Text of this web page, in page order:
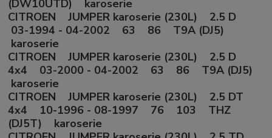
(DW10UTD) karoserie
CITROEN JUMPER karoserie (230L) 2.5 D
03-1994 - 04-2002 63 86 T9A (DJ5)
karoserie
CITROEN JUMPER karoserie (230L) 2.5 D
4x4 03-2000 - 04-2002 63 86 T9A (DJ5)
karoserie
CITROEN JUMPER karoserie (230L) 2.5 DT
4x4 10-1996 - 08-1997 76 103 THZ
(DJ5T) karoserie